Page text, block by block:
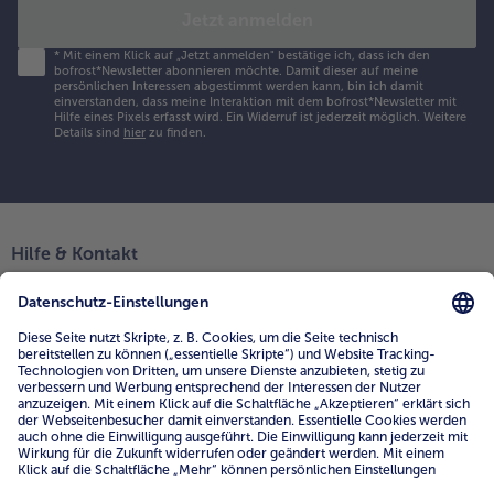
* Mit einem Klick auf „Jetzt anmelden" bestätige ich, dass ich den
bofrost*Newsletter abonnieren möchte. Damit dieser auf meine
persönlichen Interessen abgestimmt werden kann, bin ich damit
einverstanden, dass meine Interaktion mit dem bofrost*Newsletter mit
Hilfe eines Pixels erfasst wird. Ein Widerruf ist jederzeit möglich. Weitere
Details sind hier zu finden.
Hilfe & Kontakt
FAQ
Kontakt
Mein bofrost*
www.bofrost.de
service@bofrost.de
0800 - 000 19 18